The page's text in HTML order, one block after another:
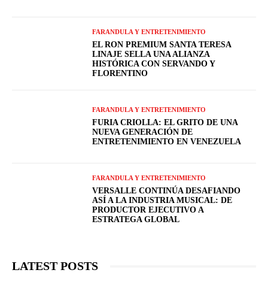
FARANDULA Y ENTRETENIMIENTO
EL RON PREMIUM SANTA TERESA
LINAJE SELLA UNA ALIANZA
HISTÓRICA CON SERVANDO Y
FLORENTINO
FARANDULA Y ENTRETENIMIENTO
FURIA CRIOLLA: EL GRITO DE UNA
NUEVA GENERACIÓN DE
ENTRETENIMIENTO EN VENEZUELA
FARANDULA Y ENTRETENIMIENTO
VERSALLE CONTINÚA DESAFIANDO
ASÍ A LA INDUSTRIA MUSICAL: DE
PRODUCTOR EJECUTIVO A
ESTRATEGA GLOBAL
LATEST POSTS